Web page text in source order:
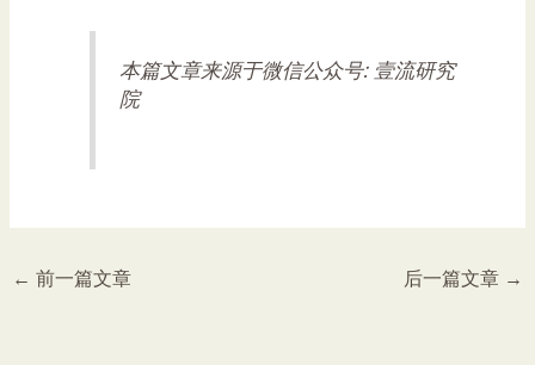
本篇文章来源于微信公众号: 壹流研究
院
← 前一篇文章 后一篇文章 →